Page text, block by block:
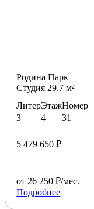
Родина Парк
Студия 29.7 м²
Литер
3
Этаж
4
Номер
31
5 479 650 ₽
от 26 250 ₽/мес.
Подробнее